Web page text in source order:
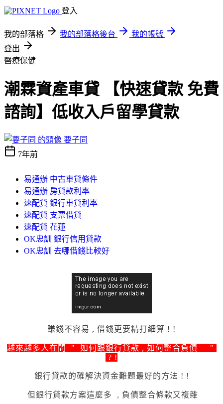
登入
我的部落格 我的部落格後台
我的帳號
登出
醫療保健
潮霖資產車貸 【快速貸款 免費
諮詢】低收入戶留學貸款
要子同
7年前
易通辦 中古車貸條件
易通辦 房貸款利率
速配貸 銀行車貸利率
速配貸 支票借貸
速配貸 花蓮
OK忠訓 銀行信用貸款
OK忠訓 去哪借錢比較好
賺錢不容易 , 借錢更要精打細算 ! !
越來越多人在問 " 如何跟銀行貸款 , 如何整合負債
"
? !
銀行貸款的確解決資金難題最好的方法 ! !
但銀行貸款方案這麼多 , 負債整合條款又複雜